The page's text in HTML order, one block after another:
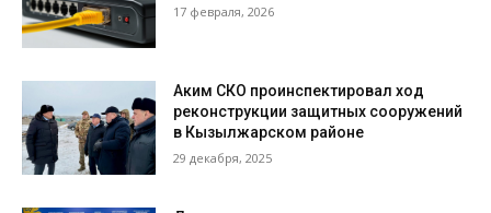
17 февраля, 2026
Аким СКО проинспектировал ход
реконструкции защитных сооружений
в Кызылжарском районе
29 декабря, 2025